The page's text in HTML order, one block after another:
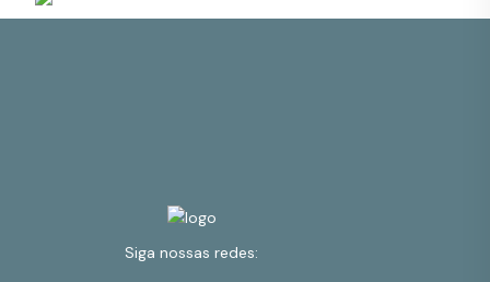
Siga nossas redes: